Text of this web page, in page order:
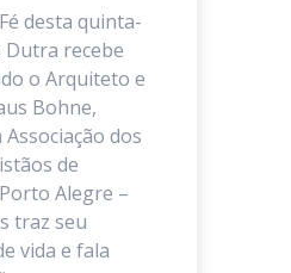
desta quinta-
recebe
o Arquiteto e
Bohne,
dos
de
Alegre –
traz seu
vida e fala